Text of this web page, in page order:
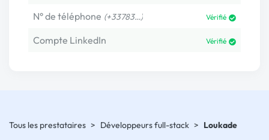
N° de téléphone (+33783…) Vérifié
Compte LinkedIn Vérifié
Tous les prestataires > Développeurs full-stack > Loukade